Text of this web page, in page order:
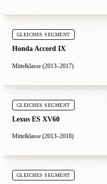
GLEICHES SEGMENT
Honda Accord IX
Mittelklasse (2013–2017)
GLEICHES SEGMENT
Lexus ES XV60
Mittelklasse (2013–2018)
GLEICHES SEGMENT